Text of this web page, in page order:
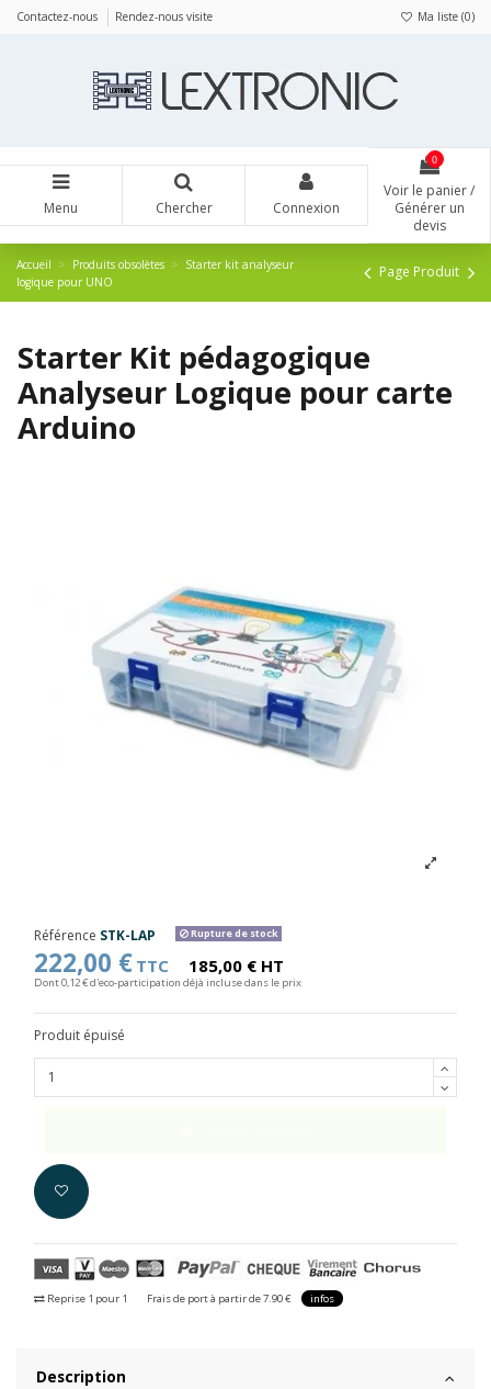
Contactez-nous Rendez-nous visite Ma liste (0)
Menu Chercher Connexion
0
Voir le panier /
Générer un
devis
Accueil Produits obsolètes
Starter kit analyseur
logique pour UNO
Page Produit
Starter Kit pédagogique
Analyseur Logique pour carte
Arduino
Référence STK-LAP Rupture de stock
222,00 € TTC 185,00 € HT
Dont 0,12 € d'eco-participation déjà incluse dans le prix
Produit épuisé
Reprise 1 pour 1 Frais de port à partir de 7.90 € infos
Description
Panneau de gestion des cookies